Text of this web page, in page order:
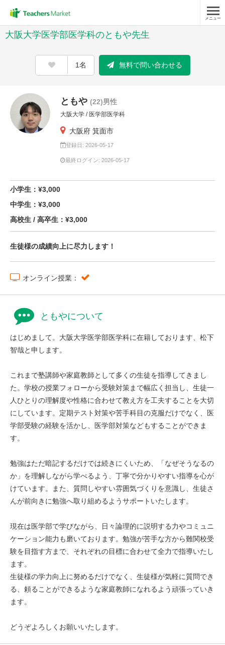
メニュー
大阪大学医学部医学科のともや先生
1名 無料で問い合わせる
ともや (22)男性
大阪大学 / 医学部医学科
大阪府 箕面市
登録日: 2026-05-17
最終ログイン: 2026-05-17
小学生：¥3,000
中学生：¥3,000
高校生 / 高卒生：¥3,000
生徒様の成績向上に尽力します！
オンライン授業：
ともやについて
はじめまして。大阪大学医学部医学科に在籍しております、松下
智哉と申します。
これまで塾講師や家庭教師として多くの生徒を指導してきまし
た。学校の授業フォローから受験対策まで幅広く担当し、生徒一
人ひとりの理解度や性格に合わせて教え方を工夫することを大切
にしています。定期テスト対策や苦手科目の克服だけでなく、医
学部受験の経験を活かし、医学部対策などもすることができま
す。
勉強はただ暗記するだけでは続きにくいため、「なぜそうなるの
か」を理解しながら学べるよう、丁寧で分かりやすい指導を心が
けています。また、質問しやすい雰囲気づくりを意識し、生徒さ
んが前向きに勉強へ取り組めるようサポートいたします。
現在は医学部で学びながら、日々論理的に説明する力やコミュニ
ケーション能力も磨いております。勉強が苦手な方から難関校受
験を目指す方まで、それぞれの目標に合わせて全力で指導いたし
ます。
生徒様の学力向上に努めるだけでなく、生徒様が気軽に質問でき
る、頼ることができるような家庭教師になれるよう頑張っていき
ます。
どうぞよろしくお願いいたします。